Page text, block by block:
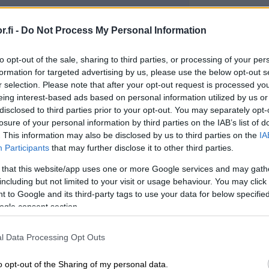
- Do Not Process My Personal Information
opt-out of the sale, sharing to third parties, or processing of your
for targeted advertising by us, please use the below opt-out
selection. Please note that after your opt-out request is processed
interest-based ads based on personal information utilized by us
to third parties prior to your opt-out. You may separately
of your personal information by third parties on the IAB’s list of
This information may also be disclosed by us to third parties on the
Participants that may further disclose it to other third parties.
that this website/app uses one or more Google services and may
but not limited to your visit or usage behaviour. You may
to Google and its third-party tags to use your data for below
consent section.
Data Processing Opt Outs
opt-out of the Sharing of my personal data.
oletukset ja kirjanpidon
muodostaminen näiden
Automaattinen tiedonsiirto
tiedonsiirto kaikista
yhdistely-ympäristöön.